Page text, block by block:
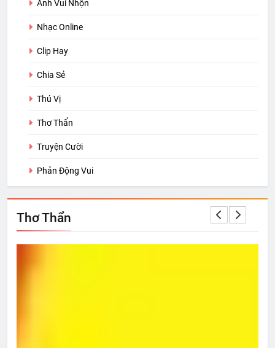
Ảnh Vui Nhộn
Nhạc Online
Clip Hay
Chia Sẻ
Thú Vị
Thơ Thẩn
Truyện Cười
Phản Động Vui
Thơ Thẩn